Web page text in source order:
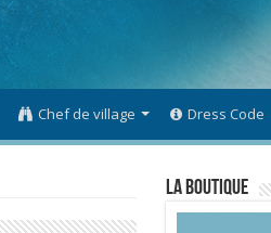
Chef de village Dress Code
La Boutique